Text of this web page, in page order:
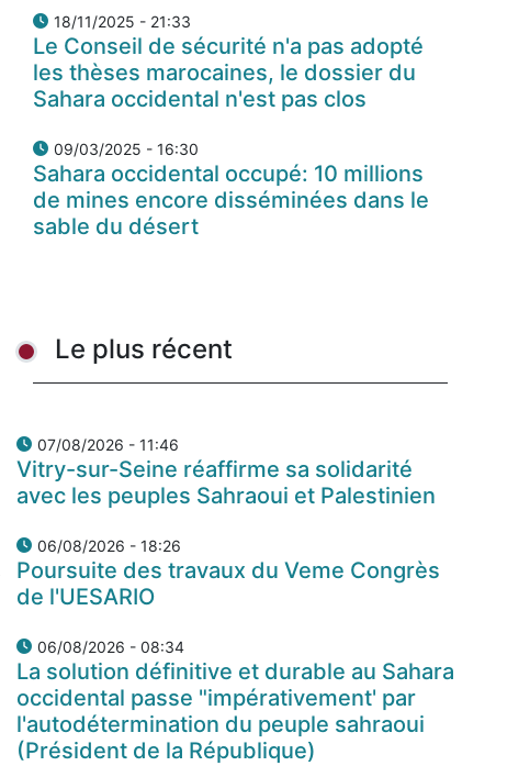
18/11/2025 - 21:33
Le Conseil de sécurité n'a pas adopté
les thèses marocaines, le dossier du
Sahara occidental n'est pas clos
09/03/2025 - 16:30
Sahara occidental occupé: 10 millions
de mines encore disséminées dans le
sable du désert
Le plus récent
07/08/2026 - 11:46
Vitry-sur-Seine réaffirme sa solidarité
avec les peuples Sahraoui et Palestinien
06/08/2026 - 18:26
Poursuite des travaux du Veme Congrès
de l'UESARIO
06/08/2026 - 08:34
La solution définitive et durable au Sahara
occidental passe "impérativement' par
l'autodétermination du peuple sahraoui
(Président de la République)